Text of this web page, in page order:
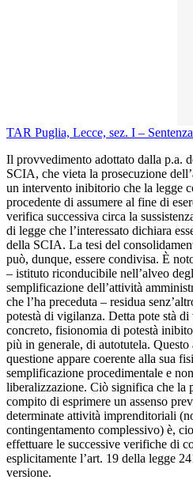
TAR Puglia, Lecce, sez. I –
Il provvedimento adottato dalla p.a.
SCIA, che vieta la prosecuzione
un intervento inibitorio che la legge
procedente di assumere al fine di
verifica successiva circa la
di legge che l’interessato dichiara
della SCIA. La tesi del
può, dunque, essere condivisa. È
– istituto riconducibile nell’alveo
semplificazione dell’attività
che l’ha preceduta – residua
potestà di vigilanza. Detta pote stà
concreto, fisionomia di potestà
più in generale, di autotutela.
questione appare coerente alla sua
semplificazione procedimentale e
liberalizzazione. Ciò significa che la
compito di esprimere un assenso
determinate attività imprenditoriali
contingentamento complessivo) è,
effettuare le successive verifiche di
esplicitamente l’art. 19 della legge
versione.